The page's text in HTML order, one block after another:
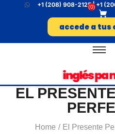
+1 (208) 908-2125 | +1
(0)
accede a tus
EL
Home / El Presente